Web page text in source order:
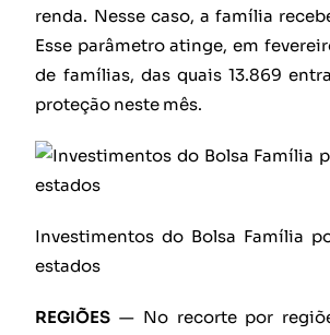
renda. Nesse caso, a família
Esse parâmetro atinge, em
de famílias, das quais 13.869
proteção neste mês.
Investimentos do Bolsa Família
estados
REGIÕES — No recorte por